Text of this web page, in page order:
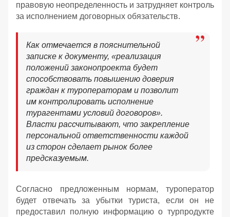
правовую неопределенность и затрудняет контроль
за исполнением договорных обязательств.
Как отмечается в пояснительной
записке к документу, «реализация
положений законопроекта будет
способствовать повышению доверия
граждан к туроператорам и позволит
им контролировать исполнение
турагентами условий договоров».
Власти рассчитывают, что закрепление
персональной ответственности каждой
из сторон сделает рынок более
предсказуемым.
Согласно предложенным нормам, туроператор
будет отвечать за убытки туриста, если он не
предоставил полную информацию о турпродукте